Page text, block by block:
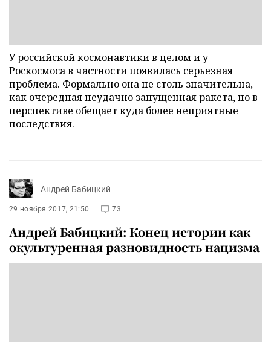
У российской космонавтики в целом и у
Роскосмоса в частности появилась серьезная
проблема. Формально она не столь значительна,
как очередная неудачно запущенная ракета, но в
перспективе обещает куда более неприятные
последствия.
Андрей Бабицкий
29 ноября 2017, 21:50 73
Андрей Бабицкий: Конец истории как
окультуренная разновидность нацизма